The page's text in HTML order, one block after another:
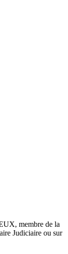
membre de la
Judiciaire ou sur